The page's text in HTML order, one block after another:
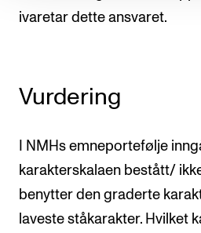
ivaretar dette ansvaret.
Vurdering
I NMHs emneportefølje
karakterskalaen bestått/
benytter den graderte
laveste ståkarakter. Hvilket